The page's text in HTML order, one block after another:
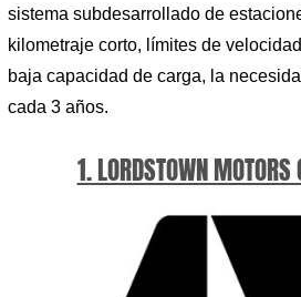
sistema subdesarrollado de
kilometraje corto, límites de
baja capacidad de carga, la
cada 3 años.
1. LORDSTOWN MOTORS